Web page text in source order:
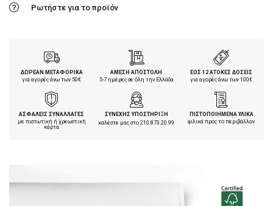
Ρωτήστε για το προϊόν
ΔΩΡΕΑΝ ΜΕΤΑΦΟΡΙΚΑ
για αγορές άνω των 50€
ΑΜΕΣΗ ΑΠΟΣΤΟΛΗ
5-7 ημέρες σε όλη την Ελλάδα
ΕΩΣ 12 ΑΤΟΚΕΣ ΔΟΣΕΙΣ
για αγορές άνω των 100€
ΑΣΦΑΛΕΙΣ ΣΥΝΑΛΛΑΓΕΣ
με πιστωτική ή χρεωστική
κάρτα
ΣΥΝΕΧΗΣ ΥΠΟΣΤΗΡΙΞΗ
καλέστε μας στο210.873.20.99
ΠΙΣΤΟΠΟΙΗΜΕΝΑ ΥΛΙΚΑ
φιλικά προς το περιβάλλον